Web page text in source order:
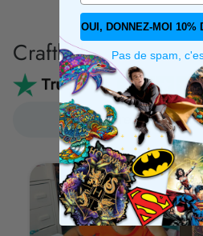
Crafthub
Écrire un
OUI, DONNEZ-MOI 10%
Pas de spam,